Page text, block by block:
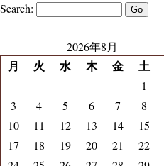
Search:
2026年8月
月 火 水 木 金 土
1
3
4 5 6 7 8
10
11 12 13 14 15
17
18 19 20 21 22